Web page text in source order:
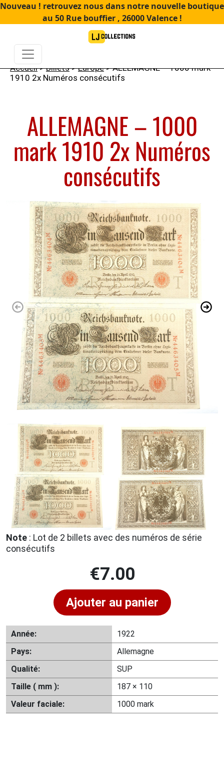
Nouveau ! retrouvez nous dans notre nouvelle boutique
au 50 Rue bouffier , 26000 Valence !
Accueil>Billets>Europe> ALLEMAGNE – 1000 mark
1910 2x Numéros consécutifs
ALLEMAGNE – 1000
mark 1910 2x Numéros
consécutifs
Note : Lot de 2 billets avec des numéros de série
consécutifs
€7.00
Ajouter au panier
Année:
1922
Pays:
Allemagne
Qualité:
SUP
Taille ( mm ):
187 × 110
Valeur faciale:
1000 mark